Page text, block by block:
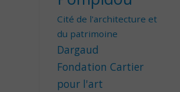
Cité de l'architecture et
du patrimoine
Dargaud
Fondation Cartier
pour l'art